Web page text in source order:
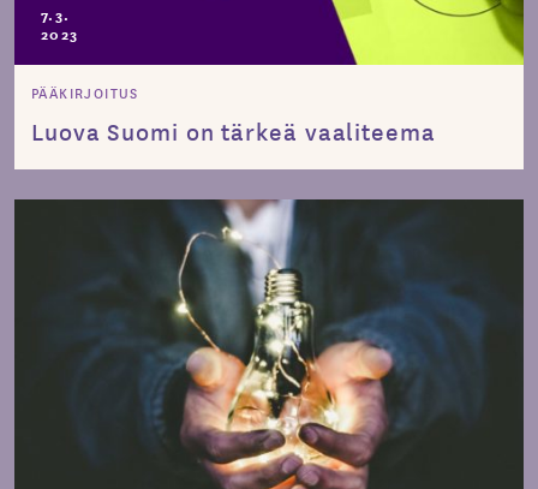
7.3.
2023
PÄÄKIRJOITUS
Luova Suomi on tärkeä vaaliteema